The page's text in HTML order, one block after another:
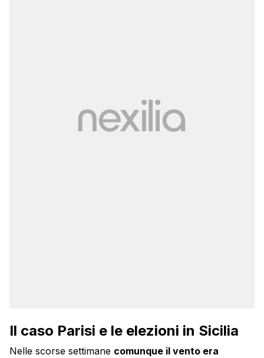
Il caso Parisi e le elezioni in Sicilia
Nelle scorse settimane comunque il vento era